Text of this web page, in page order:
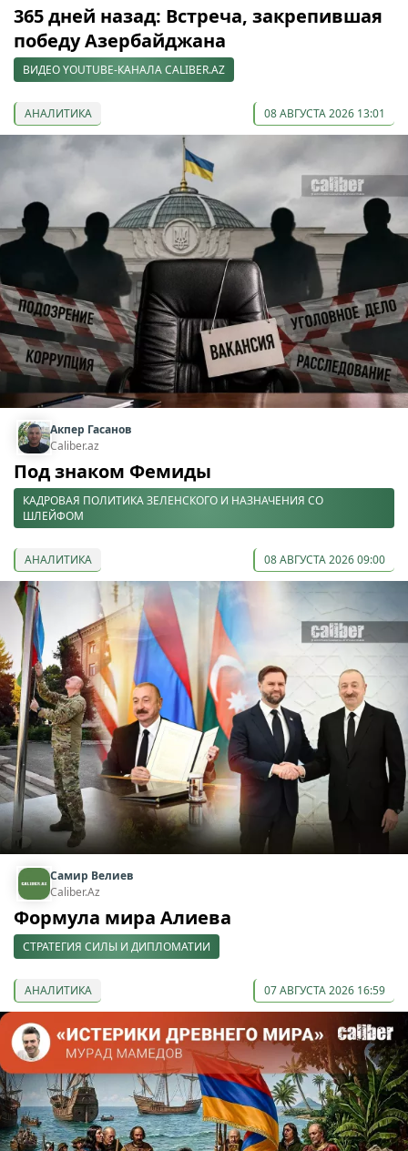
365 дней назад: Встреча, закрепившая
победу Азербайджана
ВИДЕО YOUTUBE-КАНАЛА CALIBER.AZ
АНАЛИТИКА 08 АВГУСТА 2026 13:01
Акпер Гасанов
Caliber.az
Под знаком Фемиды
КАДРОВАЯ ПОЛИТИКА ЗЕЛЕНСКОГО И НАЗНАЧЕНИЯ СО
ШЛЕЙФОМ
АНАЛИТИКА 08 АВГУСТА 2026 09:00
Самир Велиев
Caliber.Az
Формула мира Алиева
СТРАТЕГИЯ СИЛЫ И ДИПЛОМАТИИ
АНАЛИТИКА 07 АВГУСТА 2026 16:59